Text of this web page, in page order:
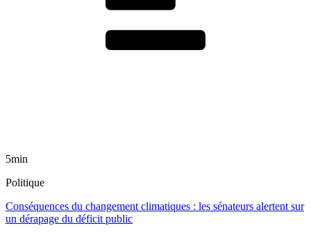
5min
Politique
Conséquences du changement climatiques : les sénateurs alertent sur
un dérapage du déficit public